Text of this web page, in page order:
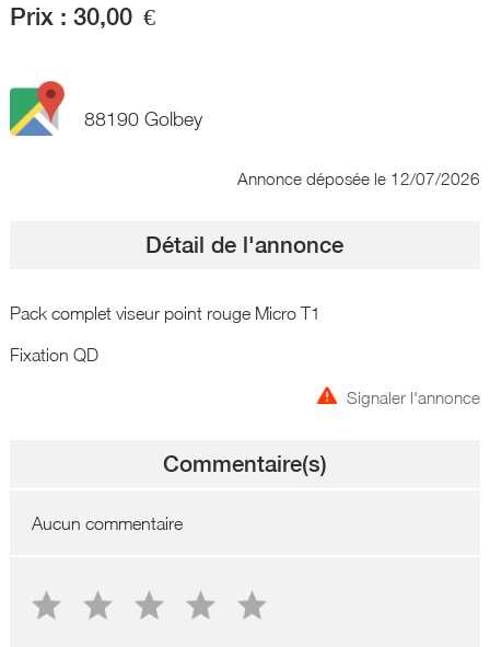
Prix : 30,00 €
88190 Golbey
Annonce déposée le 12/07/2026
Détail de l'annonce
Pack complet viseur point rouge Micro T1
Fixation QD
Signaler l'annonce
Commentaire(s)
Aucun commentaire